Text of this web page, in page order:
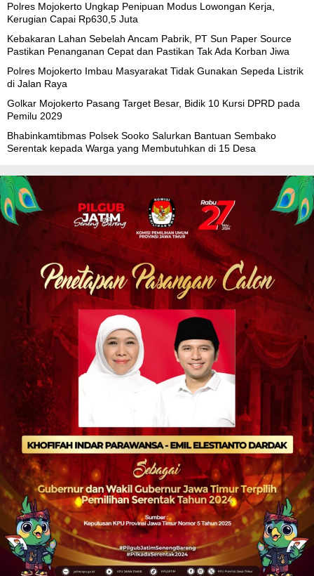
Polres Mojokerto Ungkap Penipuan Modus Lowongan Kerja,
Kerugian Capai Rp630,5 Juta
Kebakaran Lahan Sebelah Ancam Pabrik, PT Sun Paper Source
Pastikan Penanganan Cepat dan Pastikan Tak Ada Korban Jiwa
Polres Mojokerto Imbau Masyarakat Tidak Gunakan Sepeda Listrik
di Jalan Raya
Golkar Mojokerto Pasang Target Besar, Bidik 10 Kursi DPRD pada
Pemilu 2029
Bhabinkamtibmas Polsek Sooko Salurkan Bantuan Sembako
Serentak kepada Warga yang Membutuhkan di 15 Desa